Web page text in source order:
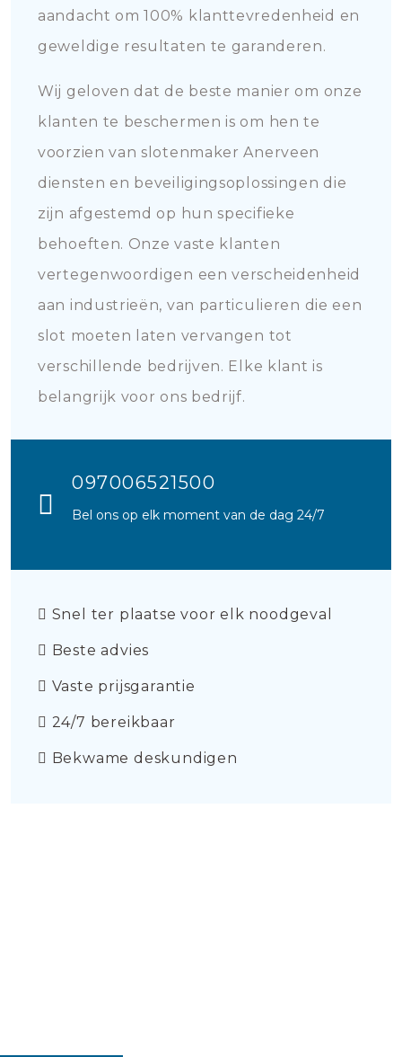
aandacht om 100% klanttevredenheid en
geweldige resultaten te garanderen.
Wij geloven dat de beste manier om onze
klanten te beschermen is om hen te
voorzien van slotenmaker Anerveen
diensten en beveiligingsoplossingen die
zijn afgestemd op hun specifieke
behoeften. Onze vaste klanten
vertegenwoordigen een verscheidenheid
aan industrieën, van particulieren die een
slot moeten laten vervangen tot
verschillende bedrijven. Elke klant is
belangrijk voor ons bedrijf.
097006521500
Bel ons op elk moment van de dag 24/7
Snel ter plaatse voor elk noodgeval
Beste advies
Vaste prijsgarantie
24/7 bereikbaar
Bekwame deskundigen